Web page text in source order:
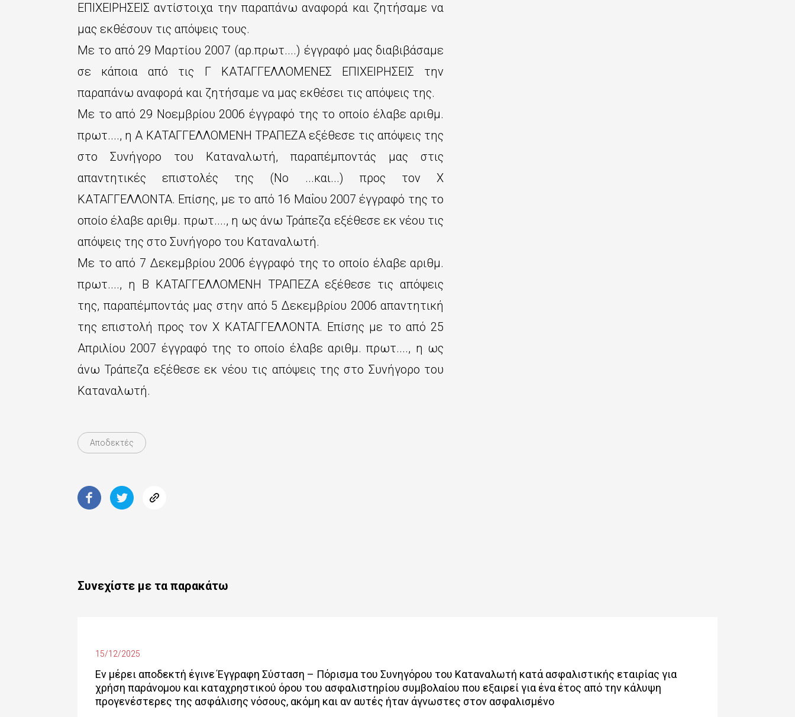
ΕΠΙΧΕΙΡΗΣΕΙΣ αντίστοιχα την παραπάνω αναφορά και ζητήσαμε να
μας εκθέσουν τις απόψεις τους.
Με το από 29 Μαρτίου 2007 (αρ.πρωτ....) έγγραφό μας διαβιβάσαμε
σε κάποια από τις Γ ΚΑΤΑΓΓΕΛΛΟΜΕΝΕΣ ΕΠΙΧΕΙΡΗΣΕΙΣ την
παραπάνω αναφορά και ζητήσαμε να μας εκθέσει τις απόψεις της.
Με το από 29 Νοεμβρίου 2006 έγγραφό της το οποίο έλαβε αριθμ.
πρωτ...., η Α ΚΑΤΑΓΓΕΛΛΟΜΕΝΗ ΤΡΑΠΕΖΑ εξέθεσε τις απόψεις της
στο Συνήγορο του Καταναλωτή, παραπέμποντάς μας στις
απαντητικές επιστολές της (Νο ...και...) προς τον Χ
ΚΑΤΑΓΓΕΛΛΟΝΤΑ. Επίσης, με το από 16 Μαΐου 2007 έγγραφό της το
οποίο έλαβε αριθμ. πρωτ...., η ως άνω Τράπεζα εξέθεσε εκ νέου τις
απόψεις της στο Συνήγορο του Καταναλωτή.
Με το από 7 Δεκεμβρίου 2006 έγγραφό της το οποίο έλαβε αριθμ.
πρωτ...., η Β ΚΑΤΑΓΓΕΛΛΟΜΕΝΗ ΤΡΑΠΕΖΑ εξέθεσε τις απόψεις
της, παραπέμποντάς μας στην από 5 Δεκεμβρίου 2006 απαντητική
της επιστολή προς τον Χ ΚΑΤΑΓΓΕΛΛΟΝΤΑ. Επίσης με το από 25
Απριλίου 2007 έγγραφό της το οποίο έλαβε αριθμ. πρωτ...., η ως
άνω Τράπεζα εξέθεσε εκ νέου τις απόψεις της στο Συνήγορο του
Καταναλωτή.
Αποδεκτές
Συνεχίστε με τα παρακάτω
15/12/2025
Εν μέρει αποδεκτή έγινε Έγγραφη Σύσταση – Πόρισμα του Συνηγόρου του Καταναλωτή κατά ασφαλιστικής εταιρίας για
χρήση παράνομου και καταχρηστικού όρου του ασφαλιστηρίου συμβολαίου που εξαιρεί για ένα έτος από την κάλυψη
προγενέστερες της ασφάλισης νόσους, ακόμη και αν αυτές ήταν άγνωστες στον ασφαλισμένο